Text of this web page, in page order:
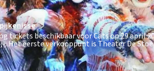
tickets beschikbaar voor Cats op 29 april
. Het eerste verkooppunt is Theater De